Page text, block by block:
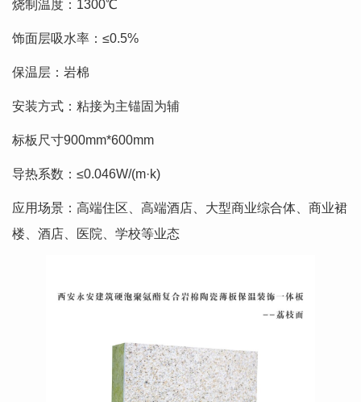
烧制温度：1300℃
饰面层吸水率：≤0.5%
保温层：岩棉
安装方式：粘接为主锚固为辅
标板尺寸900mm*600mm
导热系数：≤0.046W/(m·k)
应用场景：高端住区、高端酒店、大型商业综合体、商业裙
楼、酒店、医院、学校等业态